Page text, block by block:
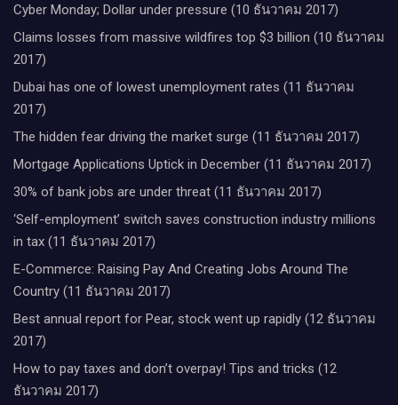
Cyber Monday; Dollar under pressure (10 ธันวาคม 2017)
Claims losses from massive wildfires top $3 billion (10 ธันวาคม
2017)
Dubai has one of lowest unemployment rates (11 ธันวาคม
2017)
The hidden fear driving the market surge (11 ธันวาคม 2017)
Mortgage Applications Uptick in December (11 ธันวาคม 2017)
30% of bank jobs are under threat (11 ธันวาคม 2017)
‘Self-employment’ switch saves construction industry millions
in tax (11 ธันวาคม 2017)
E-Commerce: Raising Pay And Creating Jobs Around The
Country (11 ธันวาคม 2017)
Best annual report for Pear, stock went up rapidly (12 ธันวาคม
2017)
How to pay taxes and don’t overpay! Tips and tricks (12
ธันวาคม 2017)